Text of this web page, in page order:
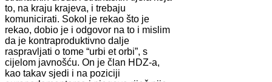
to, na kraju krajeva, i trebaju
komunicirati. Sokol je rekao što je
rekao, dobio je i odgovor na to i mislim
da je kontraproduktivno dalje
raspravljati o tome “urbi et orbi”, s
cijelom javnošću. On je član HDZ-a,
kao takav sjedi i na poziciji